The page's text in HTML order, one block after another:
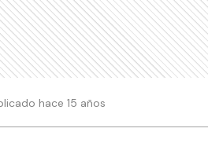
hace 15 años